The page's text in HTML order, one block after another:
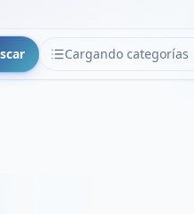
Cargando categorías
CATEGORÍAS